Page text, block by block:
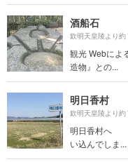
酒船石
欽明天皇陵より約
観光 Webによ
造物』との...
明日香村
欽明天皇陵より約
明日香村へ
い込んでしま...